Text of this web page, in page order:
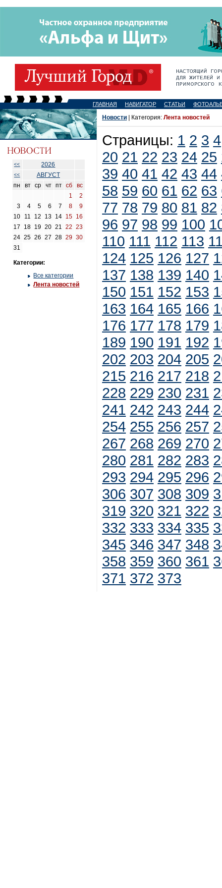
ГЛАВНАЯ НАВИГАТОР СТАТЬИ
<< 2026
<<
АВГУСТ
пн
вт ср чт пт сб
вс
1
2
3
4 5 6 7 8
9
10
11 12 13 14 15 16
17
18 19 20 21 22
23
24 25 26 27 28 29 30
31
Категории:
Все категории
Лента новостей
Новости | Категория: Лента новостей
Страницы: 1 2 3 4
20 21 22 23 24 25
39 40 41 42 43 44
58 59 60 61 62 63
77 78 79 80 81 82
96 97 98 99 100
110 111 112 113
124 125 126 127
137 138 139 140
150 151 152 153
163 164 165 166
176 177 178 179
189 190 191 192
202 203 204 205
215 216 217 218
228 229 230 231
241 242 243 244
254 255 256 257
267 268 269 270
280 281 282 283
293 294 295 296
306 307 308 309
319 320 321 322
332 333 334 335
345 346 347 348
358 359 360 361
371 372 373